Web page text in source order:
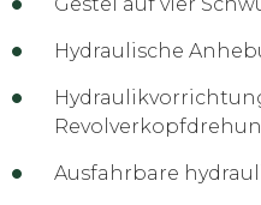
Gestel auf vier
Hydraulische
Ausfahrbare